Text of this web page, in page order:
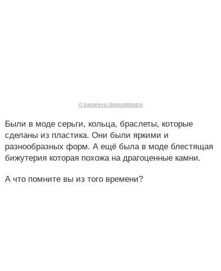
© kanareva /depositphotos
Были в моде серьги, кольца, браслеты, которые
сделаны из пластика. Они были яркими и
разнообразных форм. А ещё была в моде блестящая
бижутерия которая похожа на драгоценные камни.
А что помните вы из того времени?